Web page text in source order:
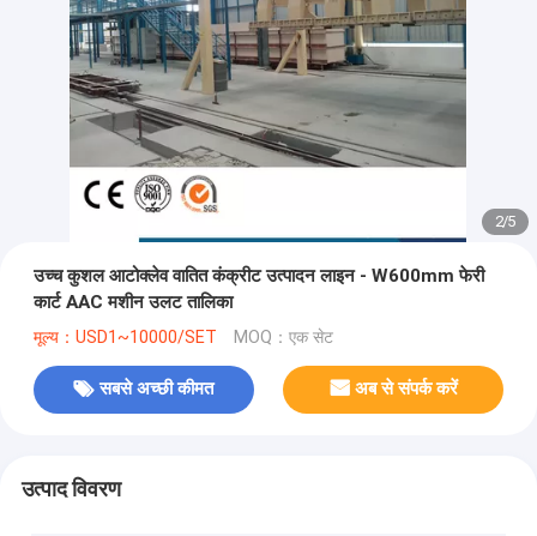
2/5
उच्च कुशल आटोक्लेव वातित कंक्रीट उत्पादन लाइन - W600mm फेरी
कार्ट AAC मशीन उलट तालिका
मूल्य：USD1~10000/SET MOQ：एक सेट
सबसे अच्छी कीमत अब से संपर्क करें
उत्पाद विवरण